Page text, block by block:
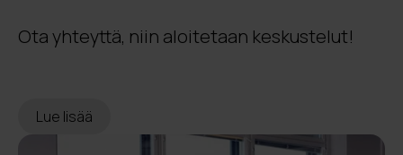
Ota yhteyttä, niin aloitetaan keskustelut!
Lue lisää